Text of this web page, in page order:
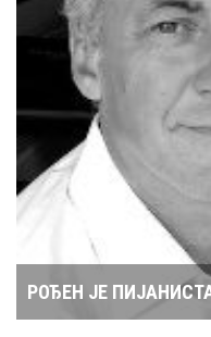
РОЂЕН ЈЕ